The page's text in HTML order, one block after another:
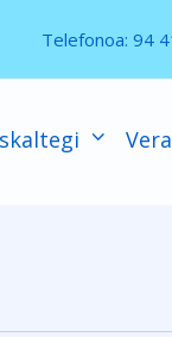
Telefonoa: 94